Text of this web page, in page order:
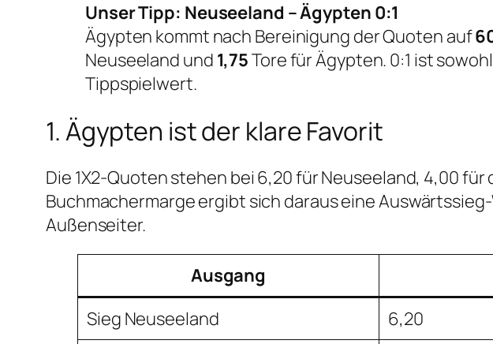
Unser Tipp: Neuseeland – Ägypten 0:1
Ägypten kommt nach Bereinigung der Quoten auf
Neuseeland und 1,75Tore für Ägypten. 0:1 ist
Tippspielwert.
1. Ägypten ist der klare Favorit
Die 1X2-Quoten stehen bei 6,20 für Neuseeland, 4,00
Buchmachermarge ergibt sich daraus eine
Außenseiter.
Ausgang
Sieg Neuseeland
6,20